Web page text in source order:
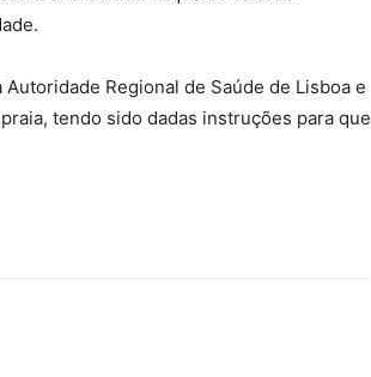
Regional de Saúde de Lisboa e
tendo sido dadas instruções para que